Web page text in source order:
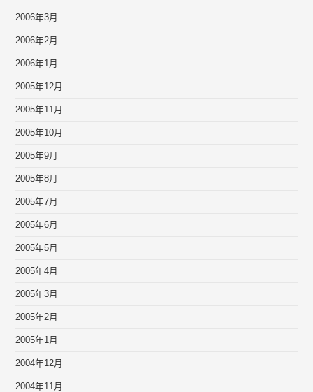
2006年3月
2006年2月
2006年1月
2005年12月
2005年11月
2005年10月
2005年9月
2005年8月
2005年7月
2005年6月
2005年5月
2005年4月
2005年3月
2005年2月
2005年1月
2004年12月
2004年11月